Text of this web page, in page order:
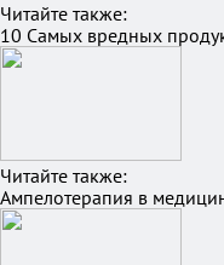
Читайте также:
10 Самых вредных
Читайте также:
Ампелотерапия в